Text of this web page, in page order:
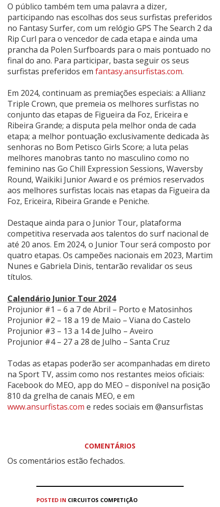
O público também tem uma palavra a dizer,
participando nas escolhas dos seus surfistas preferidos
no Fantasy Surfer, com um relógio GPS The Search 2 da
Rip Curl para o vencedor de cada etapa e ainda uma
prancha da Polen Surfboards para o mais pontuado no
final do ano. Para participar, basta seguir os seus
surfistas preferidos em fantasy.ansurfistas.com.
Em 2024, continuam as premiações especiais: a Allianz
Triple Crown, que premeia os melhores surfistas no
conjunto das etapas de Figueira da Foz, Ericeira e
Ribeira Grande; a disputa pela melhor onda de cada
etapa; a melhor pontuação exclusivamente dedicada às
senhoras no Bom Petisco Girls Score; a luta pelas
melhores manobras tanto no masculino como no
feminino nas Go Chill Expression Sessions, Waversby
Round, Waikiki Junior Award e os prémios reservados
aos melhores surfistas locais nas etapas da Figueira da
Foz, Ericeira, Ribeira Grande e Peniche.
Destaque ainda para o Junior Tour, plataforma
competitiva reservada aos talentos do surf nacional de
até 20 anos. Em 2024, o Junior Tour será composto por
quatro etapas. Os campeões nacionais em 2023, Martim
Nunes e Gabriela Dinis, tentarão revalidar os seus
títulos.
Calendário Junior Tour 2024
Projunior #1 – 6 a 7 de Abril – Porto e Matosinhos
Projunior #2 – 18 a 19 de Maio – Viana do Castelo
Projunior #3 – 13 a 14 de Julho – Aveiro
Projunior #4 – 27 a 28 de Julho – Santa Cruz
Todas as etapas poderão ser acompanhadas em direto
na Sport TV, assim como nos restantes meios oficiais:
Facebook do MEO, app do MEO – disponível na posição
810 da grelha de canais MEO, e em
www.ansurfistas.com e redes sociais em @ansurfistas
COMENTÁRIOS
Os comentários estão fechados.
POSTED IN CIRCUITOS COMPETIÇÃO